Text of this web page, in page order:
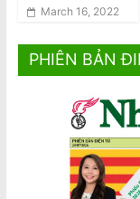
March 16, 2022
PHIÊN BẢN